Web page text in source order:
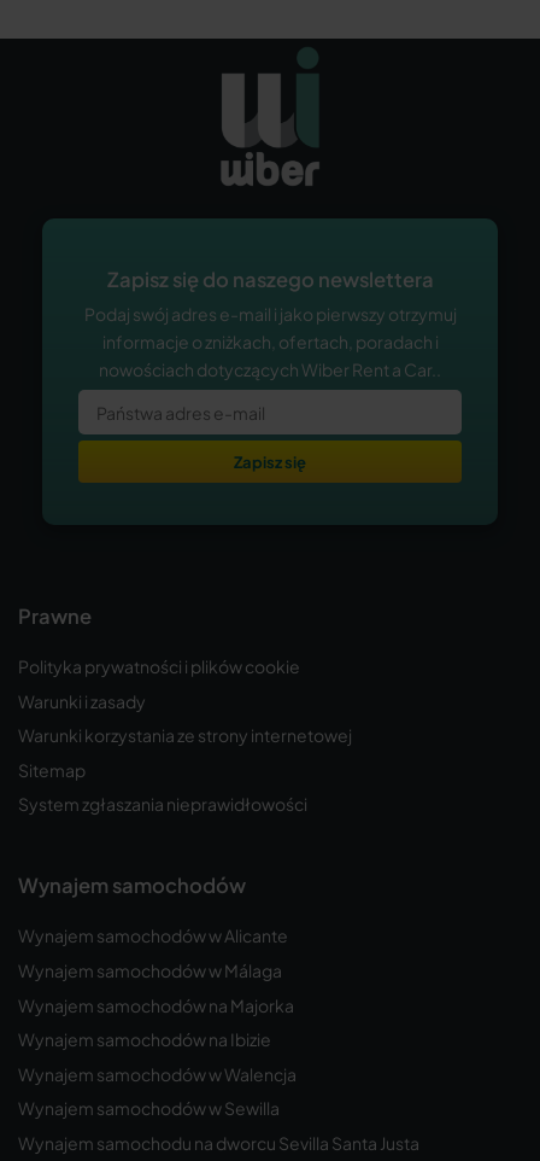
Zapisz się do naszego newslettera
Podaj swój adres e-mail i jako pierwszy otrzymuj
informacje o zniżkach, ofertach, poradach i
nowościach dotyczących Wiber Rent a Car..
Zapisz się
Prawne
Polityka prywatności i plików cookie
Warunki i zasady
Warunki korzystania ze strony internetowej
Sitemap
System zgłaszania nieprawidłowości
Wynajem samochodów
Wynajem samochodów w Alicante
Wynajem samochodów w Málaga
Wynajem samochodów na Majorka
Wynajem samochodów na Ibizie
Wynajem samochodów w Walencja
Wynajem samochodów w Sewilla
Wynajem samochodu na dworcu Sevilla Santa Justa